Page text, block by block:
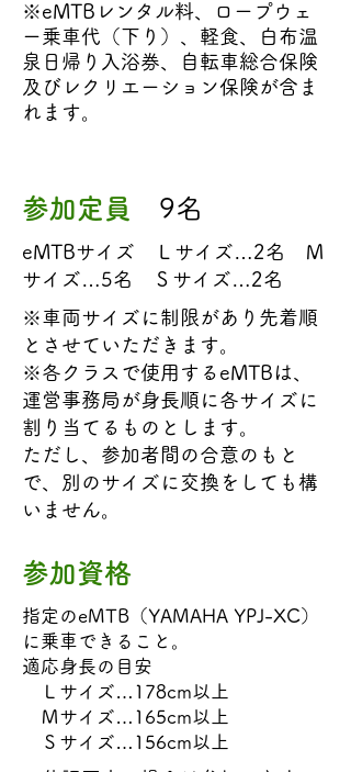
※eMTBレンタル料、ロープウェ
ー乗車代（下り）、軽食、白布温
泉日帰り入浴券、自転車総合保険
及びレクリエーション保険が含ま
れます。
参加定員 9​名
eMTBサイズ Ｌサイズ…2名 Ｍ
サイズ…5名 Ｓサイズ…2名
※車両サイズに制限があり先着順
とさせていただきます。
※各クラスで使用するeMTBは、
運営事務局が身長順に各サイズに
割り当てるものとします。
ただし、参加者間の合意のもと
で、別のサイズに交換をしても構
いません。
参加資格
指定のeMTB（YAMAHA YPJ-XC）
に乗車できること。
適応身長の目安
Ｌサイズ…178cm以上
Ｍサイズ…165cm以上
Ｓサイズ…156cm以上